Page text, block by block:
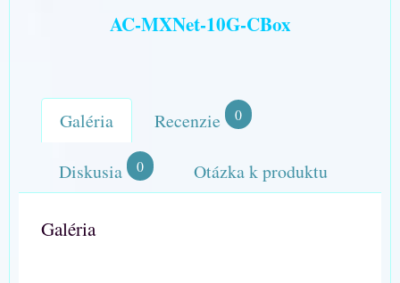
AC-MXNet-10G-CBox
Galéria Recenzie 0
Diskusia 0 Otázka k produktu
Galéria